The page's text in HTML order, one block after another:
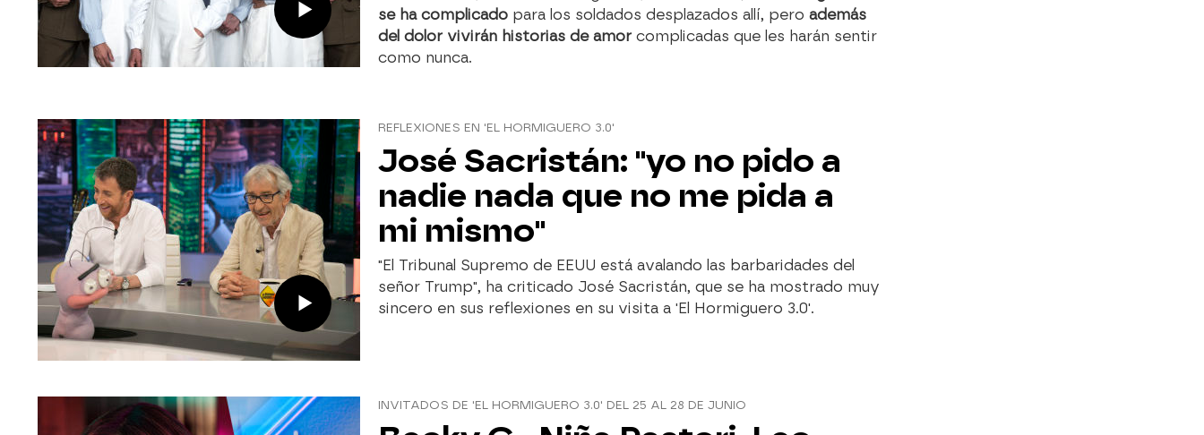
se ha complicado para los soldados desplazados allí, pero además
del dolor vivirán historias de amor complicadas que les harán sentir
como nunca.
REFLEXIONES EN 'EL HORMIGUERO 3.0'
José Sacristán: "yo no pido a
nadie nada que no me pida a
mi mismo"
"El Tribunal Supremo de EEUU está avalando las barbaridades del
señor Trump", ha criticado José Sacristán, que se ha mostrado muy
sincero en sus reflexiones en su visita a 'El Hormiguero 3.0'.
INVITADOS DE 'EL HORMIGUERO 3.0' DEL 25 AL 28 DE JUNIO